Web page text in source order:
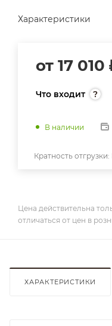
Характеристики
от 17 010
Что входит
В наличии
Кратность отгрузки:
Цена действительна
отличаться от цен в
ХАРАКТЕРИСТИКИ